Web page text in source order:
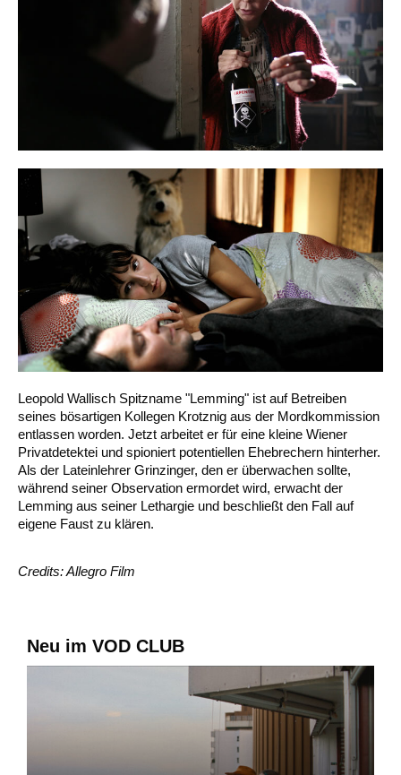
Leopold Wallisch Spitzname "Lemming" ist auf Betreiben
seines bösartigen Kollegen Krotznig aus der Mordkommission
entlassen worden. Jetzt arbeitet er für eine kleine Wiener
Privatdetektei und spioniert potentiellen Ehebrechern hinterher.
Als der Lateinlehrer Grinzinger, den er überwachen sollte,
während seiner Observation ermordet wird, erwacht der
Lemming aus seiner Lethargie und beschließt den Fall auf
eigene Faust zu klären.
Credits: Allegro Film
Neu im VOD CLUB